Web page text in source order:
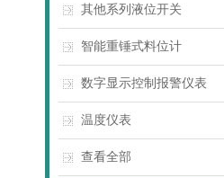
其他系列液位开关
智能重锤式料位计
数字显示控制报警仪表
温度仪表
查看全部